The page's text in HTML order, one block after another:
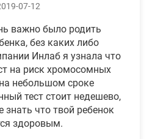
07-12
важно было родить
без каких либо
Инлаб я узнала что
на риск хромосомных
небольшом сроке
тест стоит недешево,
знать что твой ребенок
здоровым.